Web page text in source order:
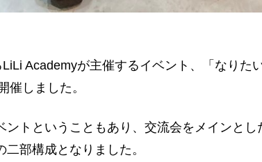
LiLi Academyが主催するイベント、「なり
催しました。
ントということもあり、交流会をメインと
二部構成となりました。